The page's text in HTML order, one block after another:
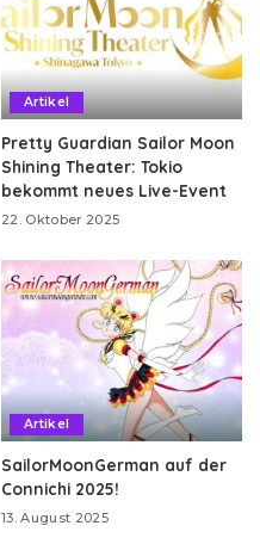
Artikel
Pretty Guardian Sailor Moon
Shining Theater: Tokio
bekommt neues Live-Event
22. Oktober 2025
Artikel
SailorMoonGerman auf der
Connichi 2025!
13. August 2025